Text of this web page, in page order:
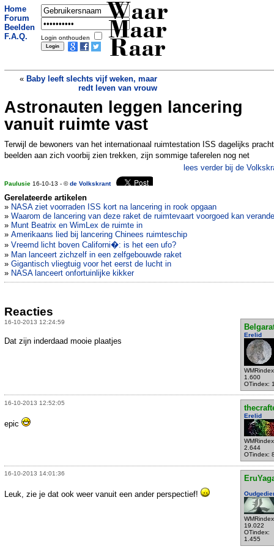
Home
Forum
Beelden
F.A.Q.
Login onthouden
Waar
Maar
Raar
« Baby leeft slechts vijf weken, maar
redt leven van vrouw
Beelden Rijksmuseum gezuiverd
Astronauten leggen lancering
vanuit ruimte vast
Terwijl de bewoners van het internationaal ruimtestation ISS dagelijks
beelden aan zich voorbij zien trekken, zijn sommige taferelen nog net
lees verder bij de
Paulusie 16-10-13 - ©de Volkskrant
Gerelateerde artikelen
» NASA ziet voorraden ISS kort na lancering in rook opgaan
» Waarom de lancering van deze raket de ruimtevaart voorgoed kan
» Munt Beatrix en WimLex de ruimte in
» Amerikaans lied bij lancering Chinees ruimteschip
» Vreemd licht boven Californi�: is het een ufo?
» Man lanceert zichzelf in een zelfgebouwde raket
» Gigantisch vliegtuig voor het eerst de lucht in
» NASA lanceert onfortuinlijke kikker
Reacties
16-10-2013 12:24:59
Erelid
1.600
OTindex:
Dat zijn inderdaad mooie plaatjes
16-10-2013 12:52:05
Erelid
2.644
OTindex:
epic
16-10-2013 14:01:36
19.022
OTindex:
1.455
Leuk, zie je dat ook weer vanuit een ander perspectief!